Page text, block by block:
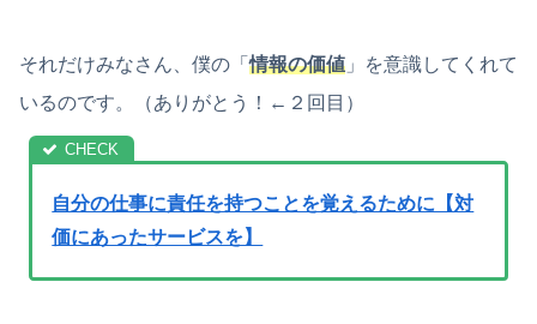
それだけみなさん、僕の「情報の価値 」を意識してくれて
いるのです。（ありがとう！←２回目）
自分の仕事に責任を持つことを覚えるために【対
価にあったサービスを】